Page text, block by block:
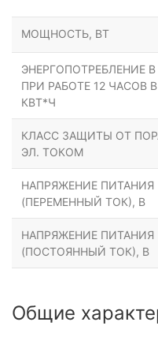
МОЩНОСТЬ, ВТ
ЭНЕРГОПОТРЕБЛЕНИЕ
ПРИ РАБОТЕ 12 ЧАСОВ
КВТ*Ч
КЛАСС ЗАЩИТЫ ОТ
ЭЛ. ТОКОМ
НАПРЯЖЕНИЕ ПИТАНИЯ
(ПЕРЕМЕННЫЙ ТОК), В
НАПРЯЖЕНИЕ ПИТАНИЯ
(ПОСТОЯННЫЙ ТОК), В
Общие